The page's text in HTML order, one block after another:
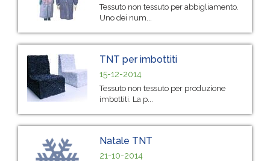
Tessuto non tessuto per abbigliamento.
Uno dei num...
TNT per imbottiti
15-12-2014
Tessuto non tessuto per produzione
imbottiti. La p...
Natale TNT
21-10-2014